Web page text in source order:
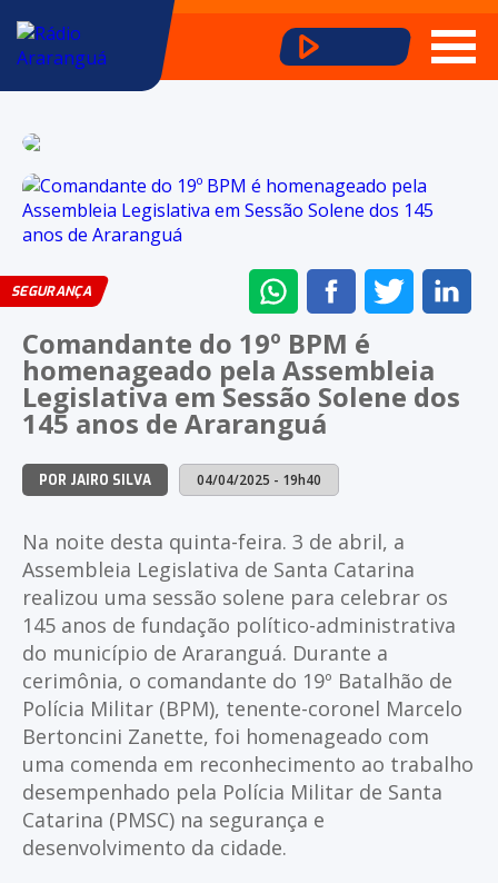
SEGURANÇA
ENVIAR
NO
WHATSAPP
COMPARTILHAR
NO
FACEBOOK
NO
Comandante do 19º BPM é
homenageado pela Assembleia
Legislativa em Sessão Solene dos
145 anos de Araranguá
POR JAIRO SILVA 04/04/2025 - 19h40
Na noite desta quinta-feira. 3 de abril, a
Assembleia Legislativa de Santa Catarina
realizou uma sessão solene para celebrar os
145 anos de fundação político-administrativa
do município de Araranguá. Durante a
cerimônia, o comandante do 19º Batalhão de
Polícia Militar (BPM), tenente-coronel Marcelo
Bertoncini Zanette, foi homenageado com
uma comenda em reconhecimento ao trabalho
desempenhado pela Polícia Militar de Santa
Catarina (PMSC) na segurança e
desenvolvimento da cidade.